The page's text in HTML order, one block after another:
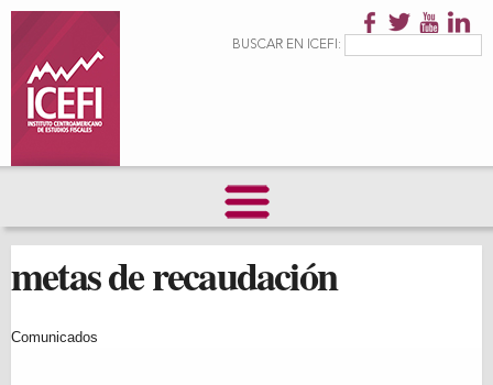
principalFormulario de
BUSCAR EN ICEFI:
metas de recaudación
Comunicados